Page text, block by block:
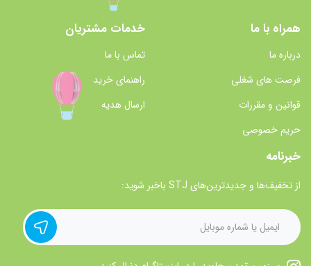
همراه با ما
درباره ما
فرصت های شغلی
قوانین و مقررات
حریم خصوصی
خدمات مشتریان
تماس با ما
راهنمای خرید
ارسال هدیه
خبرنامه
از تخفیف‌ها و جدیدترین‌های STJ باخبر شوید: